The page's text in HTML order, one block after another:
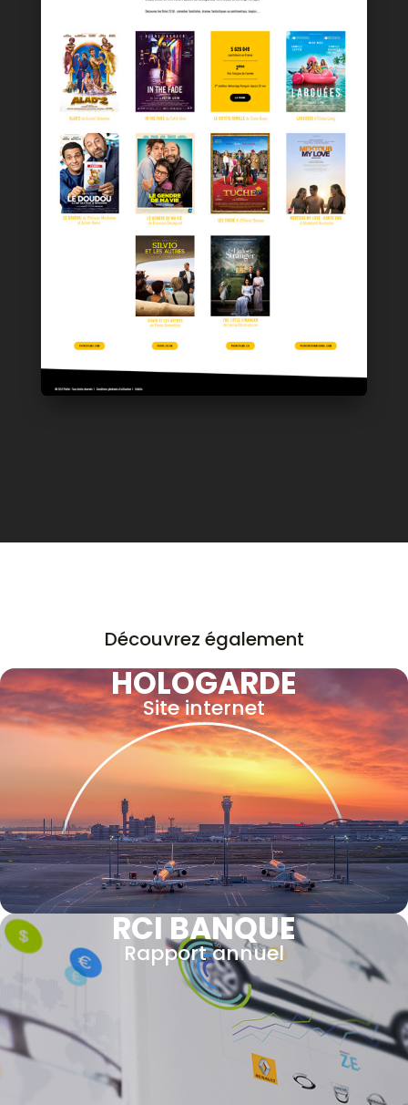
Découvrez également
HOLOGARDE
Site internet
RCI BANQUE
Rapport annuel